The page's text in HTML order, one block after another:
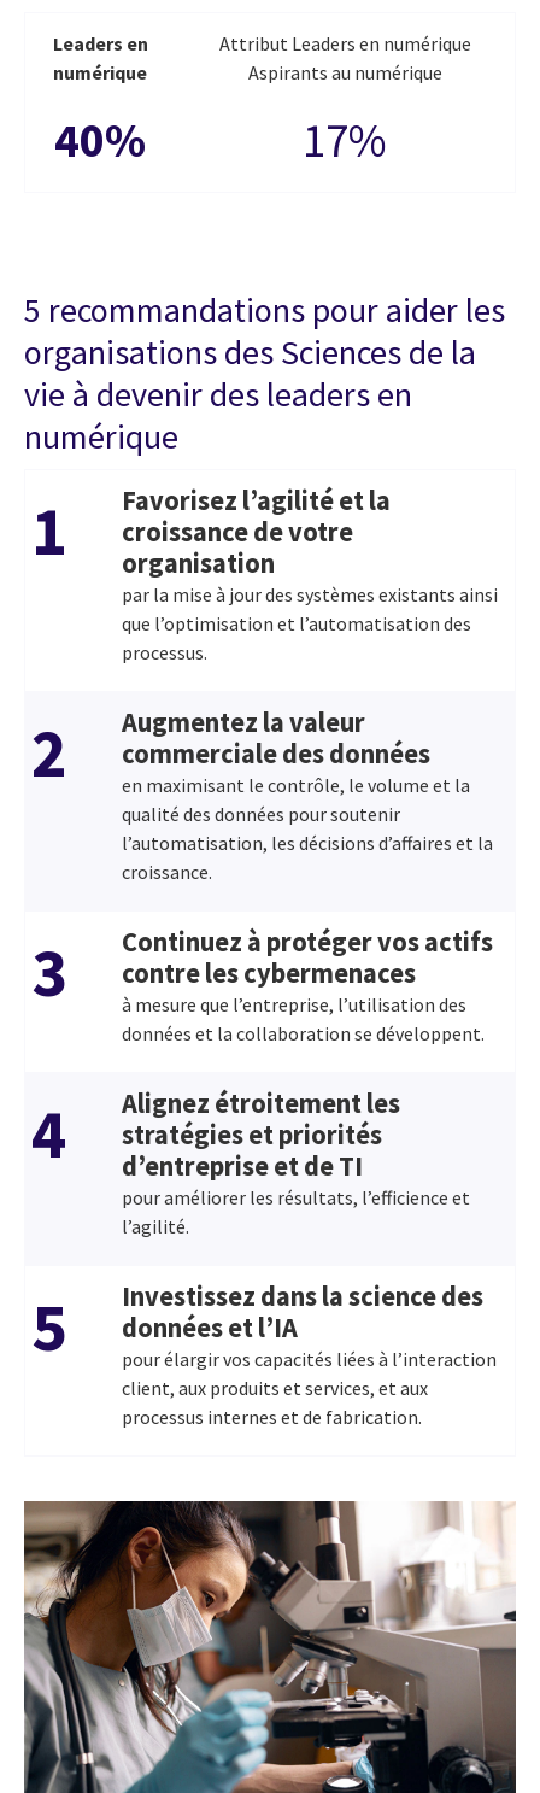
Leaders en
numérique
40%
Attribut Leaders en numérique
Aspirants au numérique
17%
5 recommandations pour aider les
organisations des Sciences de la
vie à devenir des leaders en
numérique
1
Favorisez l’agilité et la
croissance de votre
organisation
par la mise à jour des systèmes existants ainsi
que l’optimisation et l’automatisation des
processus.
2
Augmentez la valeur
commerciale des données
en maximisant le contrôle, le volume et la
qualité des données pour soutenir
l’automatisation, les décisions d’affaires et la
croissance.
3
Continuez à protéger vos actifs
contre les cybermenaces
à mesure que l’entreprise, l’utilisation des
données et la collaboration se développent.
4
Alignez étroitement les
stratégies et priorités
d’entreprise et de TI
pour améliorer les résultats, l’efficience et
l’agilité.
5
Investissez dans la science des
données et l’IA
pour élargir vos capacités liées à l’interaction
client, aux produits et services, et aux
processus internes et de fabrication.